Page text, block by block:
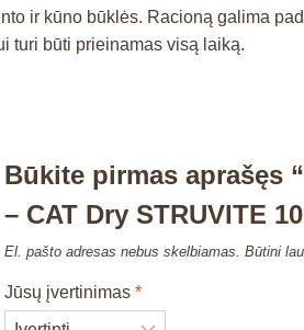
ir kūno būklės. Racioną galima
turi būti prieinamas visą laiką.
Būkite pirmas aprašęs
– CAT Dry STRUVITE
El. pašto adresas nebus skelbiamas. Būtini
Jūsų įvertinimas*